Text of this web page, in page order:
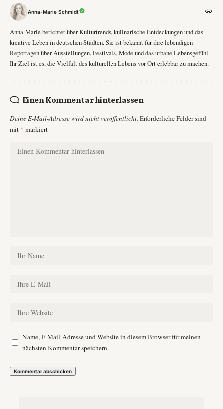
Anna-Marie Schmidt
Anna-Marie berichtet über Kulturtrends, kulinarische Entdeckungen und das
kreative Leben in deutschen Städten. Sie ist bekannt für ihre lebendigen
Reportagen über Ausstellungen, Festivals, Mode und das urbane Lebensgefühl.
Ihr Ziel ist es, die Vielfalt des kulturellen Lebens vor Ort erlebbar zu machen.
Einen Kommentar hinterlassen
Deine E-Mail-Adresse wird nicht veröffentlicht. Erforderliche Felder sind
mit * markiert
Name, E-Mail-Adresse und Website in diesem Browser für meinen
nächsten Kommentar speichern.